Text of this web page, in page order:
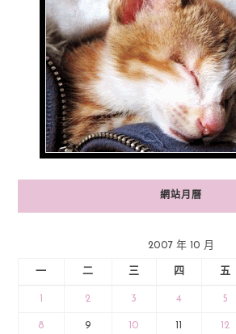
網站月曆
2007 年 10 月
一 二 三 四 五
2 3 4 5
8 9 10 12